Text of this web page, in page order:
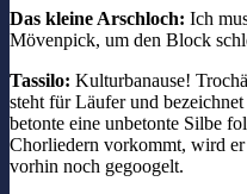
Das kleine Arschloch: Ich
Mövenpick, um den Block
Tassilo: Kulturbanause!
steht für Läufer und
betonte eine unbetonte Silbe
Chorliedern vorkommt, wird
vorhin noch gegoogelt.